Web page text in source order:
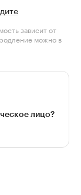
зависит от
можно в
лицо?